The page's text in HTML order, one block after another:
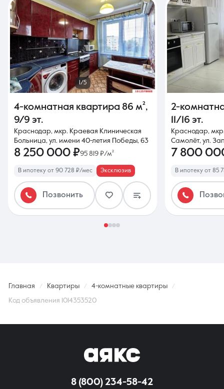
1/5
4-комнатная квартира 86 м²,
9/9 эт.
Краснодар, мкр. Краевая Клиническая
Больница, ул. имени 40-летия Победы, 63
8 250 000 ₽95 819 ₽/м²
В ипотеку от 90 728 ₽/мес Эксклюзив
Позвонить
2-
11/16 эт.
Краснодар,
Самолёт, ул.
7 800
В ипотеку от 85
Главная Квартиры 4-комнатные квартиры
Код объявления 1014353520
8 (800) 234-58-42